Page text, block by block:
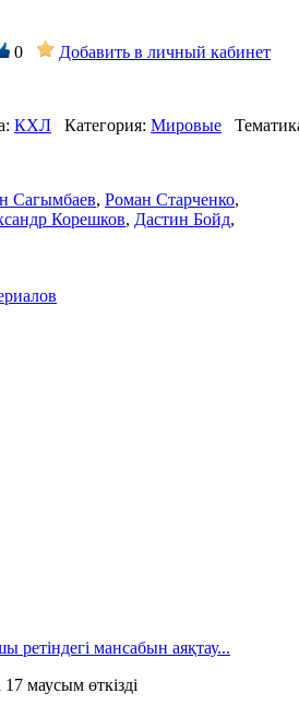
0 Добавить в личный кабинет
КХЛ Категория: Мировые
Сагымбаев, Роман Старченко,
Корешков, Дастин Бойд,
мансабын аяқтау...
маусым өткізді